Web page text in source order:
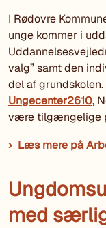
I Rødovre
unge kommer i
valg” samt den
del af
Ungecenter2610,
være tilgængelige
Læs mere på
med